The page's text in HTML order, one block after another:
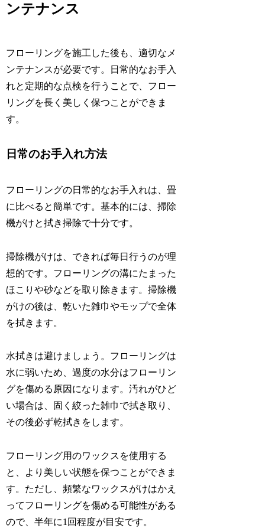
ンテナンス
フローリングを施工した後も、適切なメ
ンテナンスが必要です。日常的なお手入
れと定期的な点検を行うことで、フロー
リングを長く美しく保つことができま
す。
日常のお手入れ方法
フローリングの日常的なお手入れは、畳
に比べると簡単です。基本的には、掃除
機がけと拭き掃除で十分です。
掃除機がけは、できれば毎日行うのが理
想的です。フローリングの溝にたまった
ほこりや砂などを取り除きます。掃除機
がけの後は、乾いた雑巾やモップで全体
を拭きます。
水拭きは避けましょう。フローリングは
水に弱いため、過度の水分はフローリン
グを傷める原因になります。汚れがひど
い場合は、固く絞った雑巾で拭き取り、
その後必ず乾拭きをします。
フローリング用のワックスを使用する
と、より美しい状態を保つことができま
す。ただし、頻繁なワックスがけはかえ
ってフローリングを傷める可能性がある
ので、半年に1回程度が目安です。